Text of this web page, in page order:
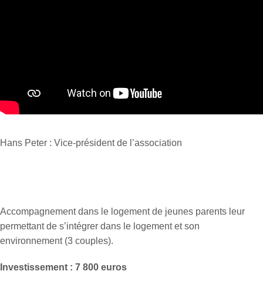
Hans Peter : Vice-président de l’association
Accompagnement dans le logement de jeunes parents leur
permettant de s’intégrer dans le logement et son
environnement (3 couples).
Investissement : 7 800 euros